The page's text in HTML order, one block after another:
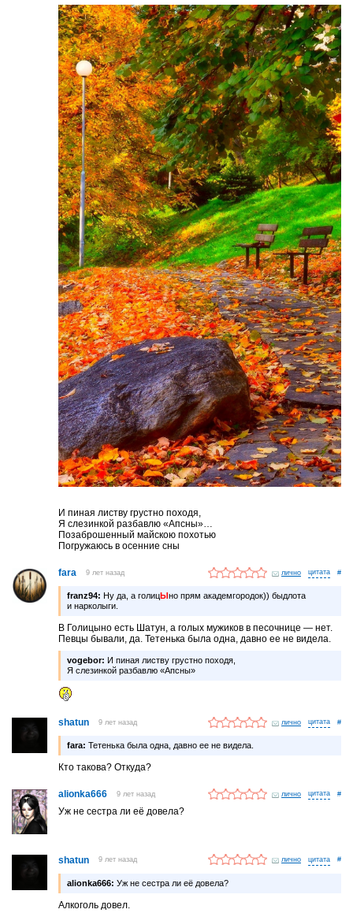
И пиная листву грустно походя,
Я слезинкой разбавлю «Апсны»…
Позаброшенный майскою похотью
Погружаюсь в осенние сны
fara 9 лет назад лично #
franz94: Ну да, а голицЫно прям академгородок)) быдлота
и нарколыги.
В Голицыно есть Шатун, а голых мужиков в песочнице — нет.
Певцы бывали, да. Тетенька была одна, давно ее не видела.
vogebor: И пиная листву грустно походя,
Я слезинкой разбавлю «Апсны»
shatun 9 лет назад лично #
fara: Тетенька была одна, давно ее не видела.
Кто такова? Откуда?
alionka666 9 лет назад лично #
Уж не сестра ли её довела?
shatun 9 лет назад лично #
alionka666: Уж не сестра ли её довела?
Алкоголь довел.